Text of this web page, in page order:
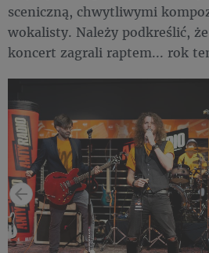
sceniczną, chwytliwymi
wokalisty. Należy podkreślić,
koncert zagrali raptem... rok